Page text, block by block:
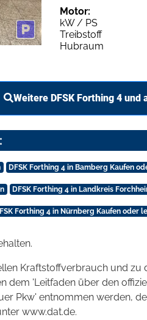
Motor:
kW / PS
Treibstoff
Hubraum
Weitere DFSK Forthing 4 und
DFSK Forthing 4 in Bamberg Kaufen
DFSK Forthing 4 in Landkreis
Forthing 4 in Nürnberg Kaufen oder
Kraftstoffverbrauch und zu
dem 'Leitfaden über den
Pkw' entnommen werden,
www.dat.de.